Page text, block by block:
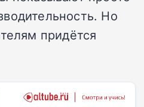
Но
придётся